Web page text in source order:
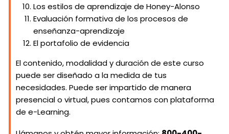
Los estilos de aprendizaje de Honey-Alonso
Evaluación formativa de los procesos de
enseñanza-aprendizaje
El portafolio de evidencia
El contenido, modalidad y duración de este curso
puede ser diseñado a la medida de tus
necesidades. Puede ser impartido de manera
presencial o virtual, pues contamos con plataforma
de e-Learning.